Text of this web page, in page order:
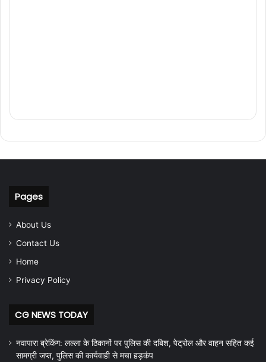
Pages
About Us
Contact Us
Home
Privacy Policy
CG NEWS TODAY
नवापारा ब्रेकिंग: लल्ला के ठिकानों पर पुलिस की दबिश, पेट्रोल और वाहन सहित कई
सामग्री जप्त, पुलिस की कार्यवाही से मचा हड़कंप